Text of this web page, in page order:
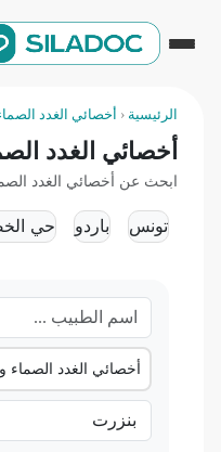
الرئيسية ‹ أخصائي الغدد
أخصائي الغدد
ابحث عن أخصائي الغدد
تونس باردو حي
أخصائي الغدد الصماء